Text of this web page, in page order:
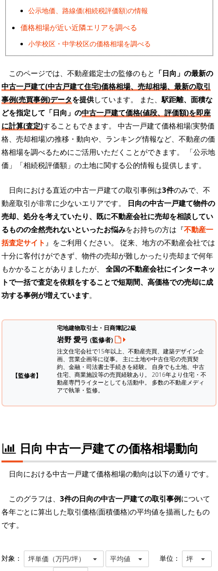
公示地価、路線価(相続税評価額)の情報
価格相場が近い近隣エリアを調べる
小学校区・中学校区の価格相場を調べる
このページでは、不動産鑑定士の監修のもと 「日向」の最新の
中古一戸建て(中古戸建て住宅)価格相場、売却相場、最新の取引
事例(売買事例)データを提供しています。 また、駅距離、面積な
どを指定して「日向」の中古一戸建て価格(値段、評価額)を即座
に計算(査定)することもできます。 中古一戸建て価格相場(実勢価
格、売却相場)の推移・動向や、ランキング情報など、不動産の価
格相場を調べるためにご活用いただくことができます。
「公示地
価」「相続税評価額」の土地に関する公的情報も提供します。
日向における直近の中古一戸建ての取引事例は3件のみで、不
動産取引が非常に少ないエリアです。 日向の中古一戸建て物件の
売却、処分を考えていたり、既に不動産会社に売却を相談してい
るものの全然売れないといったお悩みをお持ちの方は『不動産一
括査定サイト 』をご利用ください。 従来、地方の不動産会社では
十分に客付けができず、物件の売却が難しかったり売却まで何年
もかかることがありましたが、 全国の不動産会社にインターネッ
トで一括で査定を依頼をすることで短期間、高価格での売却に成
功する事例が増えています。
【監修者】
宅地建物取引士・日商簿記2級
岩野 愛弓 (監修者)
注文住宅会社で15年以上、不動産売買、建築デザイン企
画、営業企画等に従事。 主に土地や中古住宅の売買契
約、金融・司法書士手続きを経験。 自身でも土地、中古
住宅、商業施設等の売買経験あり。 2016年より住宅・不
動産専門ライターとしても活動中。 多数の不動産メディ
アで執筆・監修。
日向 中古一戸建ての価格相場動向
日向における中古一戸建て価格相場の動向は以下の通りです。
このグラフは、 3件の日向の中古一戸建ての取引事例について
各年ごとに算出した取引価格(面積価格)の平均値を描画したもの
です。
対象： 坪単価（万円/坪） 平均値 単位： 坪